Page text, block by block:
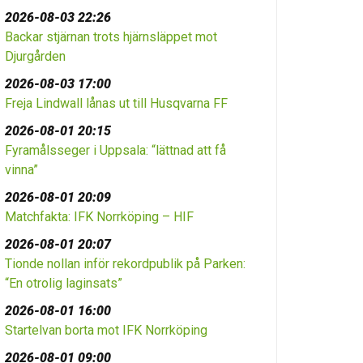
2026-08-03 22:26
Backar stjärnan trots hjärnsläppet mot
Djurgården
2026-08-03 17:00
Freja Lindwall lånas ut till Husqvarna FF
2026-08-01 20:15
Fyramålsseger i Uppsala: “lättnad att få
vinna”
2026-08-01 20:09
Matchfakta: IFK Norrköping – HIF
2026-08-01 20:07
Tionde nollan inför rekordpublik på Parken:
“En otrolig laginsats”
2026-08-01 16:00
Startelvan borta mot IFK Norrköping
2026-08-01 09:00